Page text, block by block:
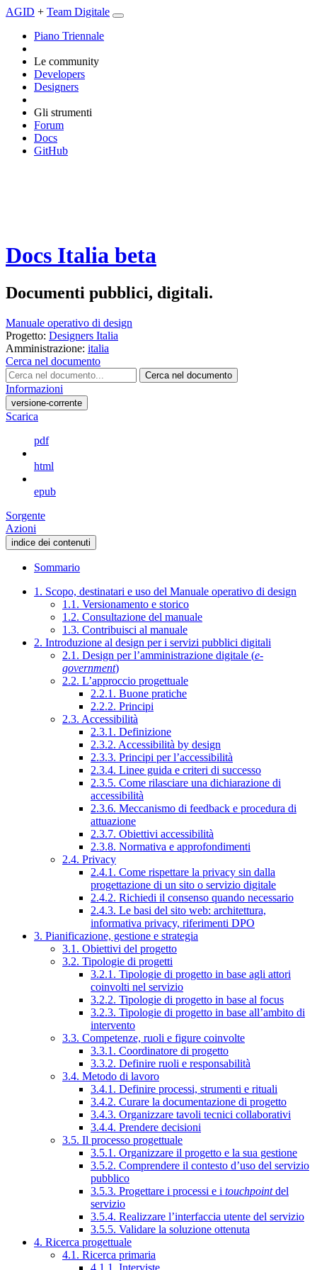
AGID + Team Digitale
Piano Triennale
Le community
Developers
Designers
Gli strumenti
Forum
Docs
GitHub
Docs Italia beta
Documenti pubblici, digitali.
Manuale operativo di design
Progetto: Designers Italia
Amministrazione: italia
Cerca nel documento
Cerca nel documento
Informazioni
versione-corrente
Scarica
pdf
html
epub
Sorgente
Azioni
indice dei contenuti
Sommario
1. Scopo, destinatari e uso del Manuale operativo di design
1.1. Versionamento e storico
1.2. Consultazione del manuale
1.3. Contribuisci al manuale
2. Introduzione al design per i servizi pubblici digitali
2.1. Design per l’amministrazione digitale (e-
government)
2.2. L’approccio progettuale
2.2.1. Buone pratiche
2.2.2. Principi
2.3. Accessibilità
2.3.1. Definizione
2.3.2. Accessibilità by design
2.3.3. Principi per l’accessibilità
2.3.4. Linee guida e criteri di successo
2.3.5. Come rilasciare una dichiarazione di
accessibilità
2.3.6. Meccanismo di feedback e procedura di
attuazione
2.3.7. Obiettivi accessibilità
2.3.8. Normativa e approfondimenti
2.4. Privacy
2.4.1. Come rispettare la privacy sin dalla
progettazione di un sito o servizio digitale
2.4.2. Richiedi il consenso quando necessario
2.4.3. Le basi del sito web: architettura,
informativa privacy, riferimenti DPO
3. Pianificazione, gestione e strategia
3.1. Obiettivi del progetto
3.2. Tipologie di progetti
3.2.1. Tipologie di progetto in base agli attori
coinvolti nel servizio
3.2.2. Tipologie di progetto in base al focus
3.2.3. Tipologie di progetto in base all’ambito di
intervento
3.3. Competenze, ruoli e figure coinvolte
3.3.1. Coordinatore di progetto
3.3.2. Definire ruoli e responsabilità
3.4. Metodo di lavoro
3.4.1. Definire processi, strumenti e rituali
3.4.2. Curare la documentazione di progetto
3.4.3. Organizzare tavoli tecnici collaborativi
3.4.4. Prendere decisioni
3.5. Il processo progettuale
3.5.1. Organizzare il progetto e la sua gestione
3.5.2. Comprendere il contesto d’uso del servizio
pubblico
3.5.3. Progettare i processi e i touchpointdel
servizio
3.5.4. Realizzare l’interfaccia utente del servizio
3.5.5. Validare la soluzione ottenuta
4. Ricerca progettuale
4.1. Ricerca primaria
4.1.1. Interviste